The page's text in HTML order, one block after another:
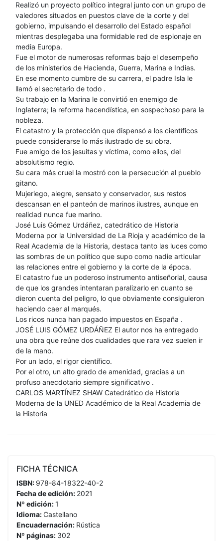
Realizó un proyecto político integral junto con un grupo de
valedores situados en puestos clave de la corte y del
gobierno, impulsando el desarrollo del Estado español
mientras desplegaba una formidable red de espionaje en
media Europa.
Fue el motor de numerosas reformas bajo el desempeño
de los ministerios de Hacienda, Guerra, Marina e Indias.
En ese momento cumbre de su carrera, el padre Isla le
llamó el secretario de todo .
Su trabajo en la Marina le convirtió en enemigo de
Inglaterra; la reforma hacendística, en sospechoso para la
nobleza.
El catastro y la protección que dispensó a los científicos
puede considerarse lo más ilustrado de su obra.
Fue amigo de los jesuitas y víctima, como ellos, del
absolutismo regio.
Su cara más cruel la mostró con la persecución al pueblo
gitano.
Mujeriego, alegre, sensato y conservador, sus restos
descansan en el panteón de marinos ilustres, aunque en
realidad nunca fue marino.
José Luis Gómez Urdáñez, catedrático de Historia
Moderna por la Universidad de La Rioja y académico de la
Real Academia de la Historia, destaca tanto las luces como
las sombras de un político que supo como nadie articular
las relaciones entre el gobierno y la corte de la época.
El catastro fue un poderoso instrumento antiseñorial, causa
de que los grandes intentaran paralizarlo en cuanto se
dieron cuenta del peligro, lo que obviamente consiguieron
haciendo caer al marqués.
Los ricos nunca han pagado impuestos en España .
JOSÉ LUIS GÓMEZ URDÁÑEZ El autor nos ha entregado
una obra que reúne dos cualidades que rara vez suelen ir
de la mano.
Por un lado, el rigor científico.
Por el otro, un alto grado de amenidad, gracias a un
profuso anecdotario siempre significativo .
CARLOS MARTÍNEZ SHAW Catedrático de Historia
Moderna de la UNED Académico de la Real Academia de
la Historia
FICHA TÉCNICA
ISBN: 978-84-18322-40-2
Fecha de edición: 2021
Nº edición:1
Idioma:Castellano
Encuadernación: Rústica
Nº páginas: 302